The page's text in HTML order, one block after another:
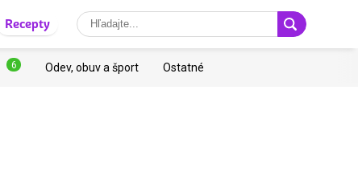
Recepty
6 Odev, obuv a šport Ostatné